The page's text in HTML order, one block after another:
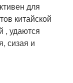
для
китайской
, удаются
сизая и